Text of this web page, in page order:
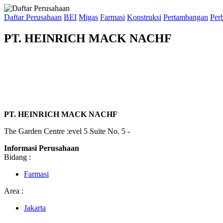
Daftar Perusahaan BEI Migas Farmasi Konstruksi Pertambangan
PT. HEINRICH MACK NACHF
PT. HEINRICH MACK NACHF
The Garden Centre :evel 5 Suite No. 5 -
Informasi Perusahaan
Bidang :
Farmasi
Area :
Jakarta